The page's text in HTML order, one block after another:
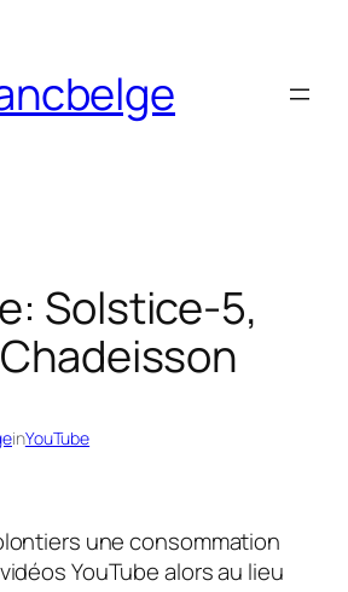
Solstice-5,
inYouTube
une consommation
YouTube alors au lieu